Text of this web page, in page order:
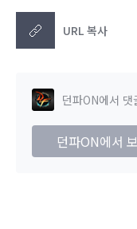
URL 복사
던파ON에서
던파ON에서